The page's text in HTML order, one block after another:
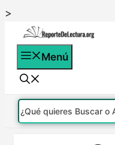
>
contenido
Menú